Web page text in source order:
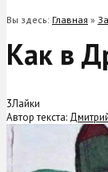
Вы здесь: Главная »
Как в
3Лайки
Автор текста: